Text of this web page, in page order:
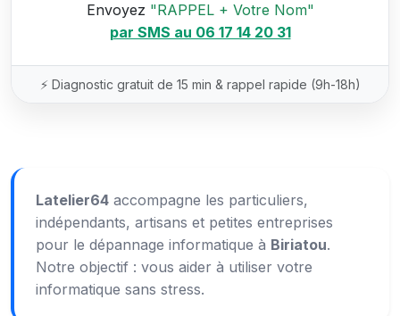
Envoyez "RAPPEL + Votre Nom"
par SMS au 06 17 14 20 31
⚡ Diagnostic gratuit de 15 min & rappel rapide (9h-18h)
Latelier64 accompagne les particuliers,
indépendants, artisans et petites entreprises
pour le dépannage informatique à Biriatou.
Notre objectif : vous aider à utiliser votre
informatique sans stress.